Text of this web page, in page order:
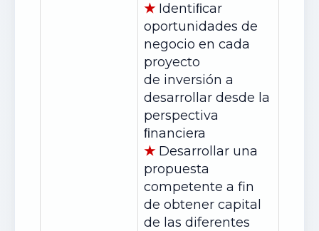
★ Identiﬁcar
oportunidades de
negocio en cada
proyecto
de inversión a
desarrollar desde la
perspectiva
ﬁnanciera
★ Desarrollar una
propuesta
competente a fin
de obtener capital
de las diferentes